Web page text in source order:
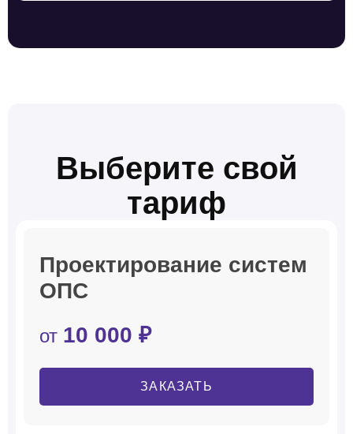
Выберите свой
тариф
Проектирование систем
ОПС
от 10 000 ₽
ЗАКАЗАТЬ